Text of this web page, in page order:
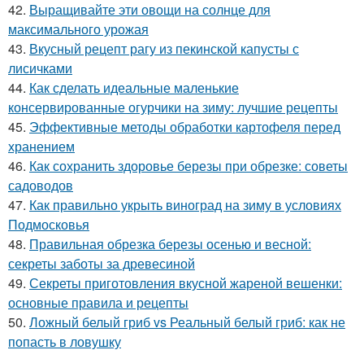
42. Выращивайте эти овощи на солнце для
максимального урожая
43. Вкусный рецепт рагу из пекинской капусты с
лисичками
44. Как сделать идеальные маленькие
консервированные огурчики на зиму: лучшие рецепты
45. Эффективные методы обработки картофеля перед
хранением
46. Как сохранить здоровье березы при обрезке: советы
садоводов
47. Как правильно укрыть виноград на зиму в условиях
Подмосковья
48. Правильная обрезка березы осенью и весной:
секреты заботы за древесиной
49. Секреты приготовления вкусной жареной вешенки:
основные правила и рецепты
50. Ложный белый гриб vs Реальный белый гриб: как не
попасть в ловушку